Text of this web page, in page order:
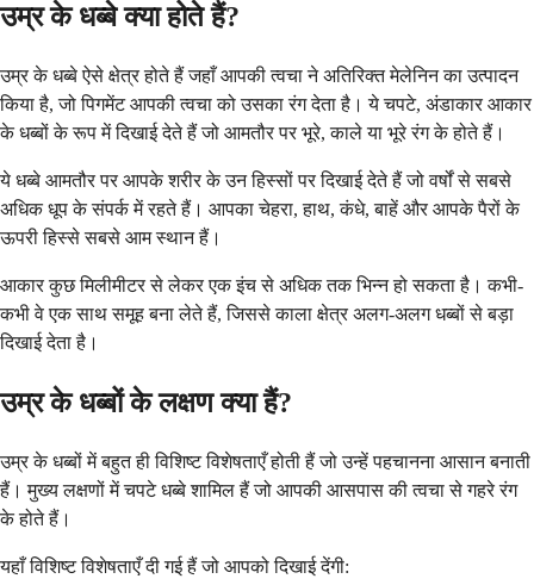
उम्र के धब्बे क्या होते हैं?
उम्र के धब्बे ऐसे क्षेत्र होते हैं जहाँ आपकी त्वचा ने अतिरिक्त मेलेनिन का उत्पादन
किया है, जो पिगमेंट आपकी त्वचा को उसका रंग देता है। ये चपटे, अंडाकार आकार
के धब्बों के रूप में दिखाई देते हैं जो आमतौर पर भूरे, काले या भूरे रंग के होते हैं।
ये धब्बे आमतौर पर आपके शरीर के उन हिस्सों पर दिखाई देते हैं जो वर्षों से सबसे
अधिक धूप के संपर्क में रहते हैं। आपका चेहरा, हाथ, कंधे, बाहें और आपके पैरों के
ऊपरी हिस्से सबसे आम स्थान हैं।
आकार कुछ मिलीमीटर से लेकर एक इंच से अधिक तक भिन्न हो सकता है। कभी-
कभी वे एक साथ समूह बना लेते हैं, जिससे काला क्षेत्र अलग-अलग धब्बों से बड़ा
दिखाई देता है।
उम्र के धब्बों के लक्षण क्या हैं?
उम्र के धब्बों में बहुत ही विशिष्ट विशेषताएँ होती हैं जो उन्हें पहचानना आसान बनाती
हैं। मुख्य लक्षणों में चपटे धब्बे शामिल हैं जो आपकी आसपास की त्वचा से गहरे रंग
के होते हैं।
यहाँ विशिष्ट विशेषताएँ दी गई हैं जो आपको दिखाई देंगी: